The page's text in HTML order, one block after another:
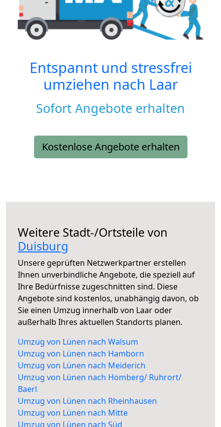
Entspannt und stressfrei
umziehen nach Laar
Sofort Angebote erhalten
Kostenlose Angebote erhalten
Weitere Stadt-/Ortsteile von
Duisburg
Unsere geprüften Netzwerkpartner erstellen
Ihnen unverbindliche Angebote, die speziell auf
Ihre Bedürfnisse zugeschnitten sind. Diese
Angebote sind kostenlos, unabhängig davon, ob
Sie einen Umzug innerhalb von Laar oder
außerhalb Ihres aktuellen Standorts planen.
Umzug von Lünen nach Walsum
Umzug von Lünen nach Hamborn
Umzug von Lünen nach Meiderich
Umzug von Lünen nach Homberg/ Ruhrort/
Baerl
Umzug von Lünen nach Rheinhausen
Umzug von Lünen nach Mitte
Umzug von Lünen nach Süd